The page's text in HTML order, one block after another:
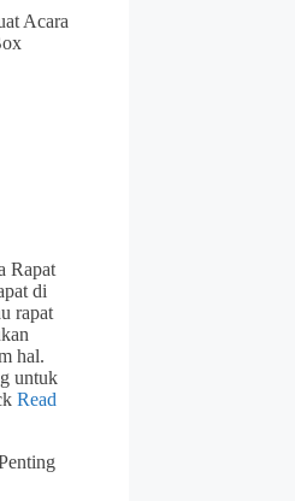
Acara
Rapat
di
rapat
hal.
untuk
Read